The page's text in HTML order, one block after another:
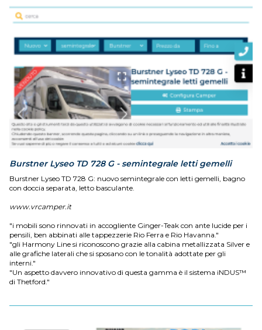
Burstner Lyseo TD 728 G - semintegrale letti gemelli
Burstner Lyseo TD 728 G: nuovo semintegrale con letti gemelli, bagno
con doccia separata, letto basculante.
www.vrcamper.it
"i mobili sono rinnovati in accogliente Ginger-Teak con ante lucide per i
pensili, ben abbinati alle tappezzerie Rio Ferra e Rio Havanna."
"gli Harmony Line si riconoscono grazie alla cabina metallizzata Silver e
alle grafiche laterali che si sposano con le tonalità adottate per gli
interni."
"Un aspetto davvero innovativo di questa gamma è il sistema iNDUS™
di Thetford."